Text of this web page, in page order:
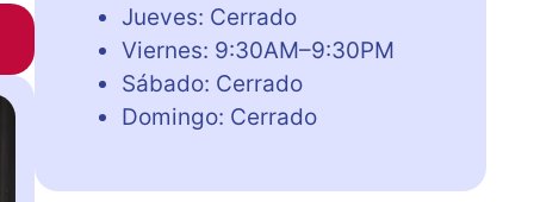
Jueves: Cerrado
Viernes: 9:30AM–9:30PM
Sábado: Cerrado
Domingo: Cerrado